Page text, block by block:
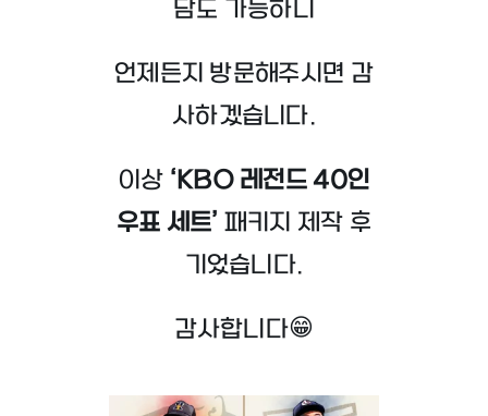
담도 가능하니
언제든지 방문해주시면 감
사하겠습니다.
이상 ‘KBO 레전드 40인
우표 세트’ 패키지 제작 후
기었습니다.
감사합니다😁